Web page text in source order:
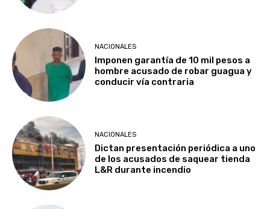
NACIONALES
Imponen garantía de 10 mil pesos a
hombre acusado de robar guagua y
conducir vía contraria
NACIONALES
Dictan presentación periódica a uno
de los acusados de saquear tienda
L&R durante incendio